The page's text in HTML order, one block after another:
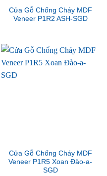
Cửa Gỗ Chống Cháy MDF
Veneer P1R2 ASH-SGD
Cửa Gỗ Chống Cháy MDF
Veneer P1R5 Xoan Đào-a-
SGD